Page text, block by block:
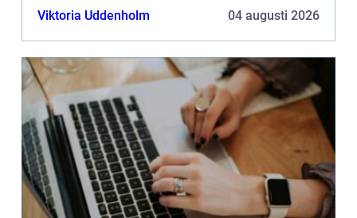
utgör hjärtat av den avancerade ti...
Viktoria Uddenholm 04 augusti 2026